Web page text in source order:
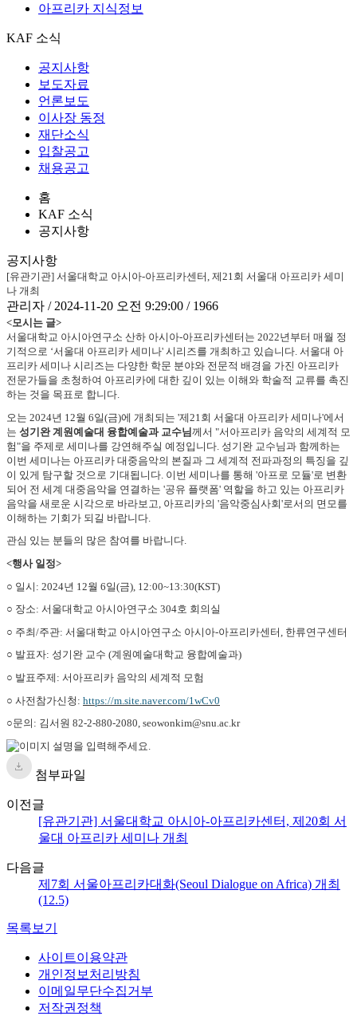
아프리카 지식정보
KAF 소식
공지사항
보도자료
언론보도
이사장 동정
재단소식
입찰공고
채용공고
홈
KAF 소식
공지사항
공지사항
[유관기관] 서울대학교 아시아-아프리카센터, 제21회 서울대 아프리카 세미
나 개최
관리자 / 2024-11-20 오전 9:29:00 / 1966
<모시는 글>
서울대학교 아시아연구소 산하 아시아-아프리카센터는 2022년부터 매월 정
기적으로 ‘서울대 아프리카 세미나' 시리즈를 개최하고 있습니다. 서울대 아
프리카 세미나 시리즈는 다양한 학문 분야와 전문적 배경을 가진 아프리카
전문가들을 초청하여 아프리카에 대한 깊이 있는 이해와 학술적 교류를 촉진
하는 것을 목표로 합니다.
오는 2024년 12월 6일(금)에 개최되는 '제21회 서울대 아프리카 세미나'에서
는 성기완 계원예술대 융합예술과 교수님께서 "서아프리카 음악의 세계적 모
험"을 주제로 세미나를 강연해주실 예정입니다. 성기완 교수님과 함께하는
이번 세미나는 아프리카 대중음악의 본질과 그 세계적 전파과정의 특징을 깊
이 있게 탐구할 것으로 기대됩니다. 이번 세미나를 통해 '아프로 모듈'로 변환
되어 전 세계 대중음악을 연결하는 '공유 플랫폼' 역할을 하고 있는 아프리카
음악을 새로운 시각으로 바라보고, 아프리카의 '음악중심사회'로서의 면모를
이해하는 기회가 되길 바랍니다.
관심 있는 분들의 많은 참여를 바랍니다.
<행사 일정>
○ 일시: 2024년 12월 6일(금), 12:00~13:30(KST)
○ 장소: 서울대학교 아시아연구소 304호 회의실
○ 주최/주관: 서울대학교 아시아연구소 아시아-아프리카센터, 한류연구센터
○ 발표자: 성기완 교수 (계원예술대학교 융합예술과)
○ 발표주제: 서아프리카 음악의 세계적 모험
○ 사전참가신청: https://m.site.naver.com/1wCv0
○문의: 김서원 82-2-880-2080, seowonkim@snu.ac.kr
첨부파일
이전글
[유관기관] 서울대학교 아시아-아프리카센터, 제20회 서
울대 아프리카 세미나 개최
다음글
제7회 서울아프리카대화(Seoul Dialogue on Africa) 개최
(12.5)
목록보기
사이트이용약관
개인정보처리방침
이메일무단수집거부
저작권정책